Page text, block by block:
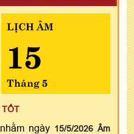
LỊCH ÂM
15
Tháng 5
TỐT
ngày 15/5/2026 Âm